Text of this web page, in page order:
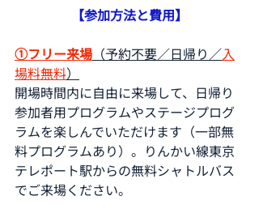
【参加方法と費用】
①フリー来場 （予約不要／日帰り／入
場料無料）
開場時間内に自由に来場して、日帰り
参加者用プログラムやステージプログ
ラムを楽しんでいただけます（一部無
料プログラムあり）。りんかい線東京
テレポート駅からの無料シャトルバス
でご来場ください。